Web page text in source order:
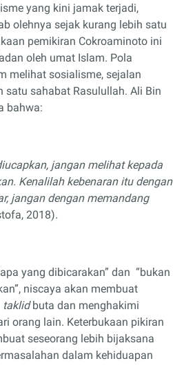
yang kini jamak terjadi,
olehnya sejak kurang lebih satu
pemikiran Cokroaminoto ini
oleh umat Islam. Pola
melihat sosialisme, sejalan
satu sahabat Rasulullah. Ali Bin
bahwa:
jangan melihat kepada
Kenalilah kebenaran itu dengan
jangan dengan memandang
2018).
yang dibicarakan” dan “bukan
niscaya akan membuat
taklidbuta dan menghakimi
orang lain. Keterbukaan pikiran
seseorang lebih bijaksana
dalam kehiduapan